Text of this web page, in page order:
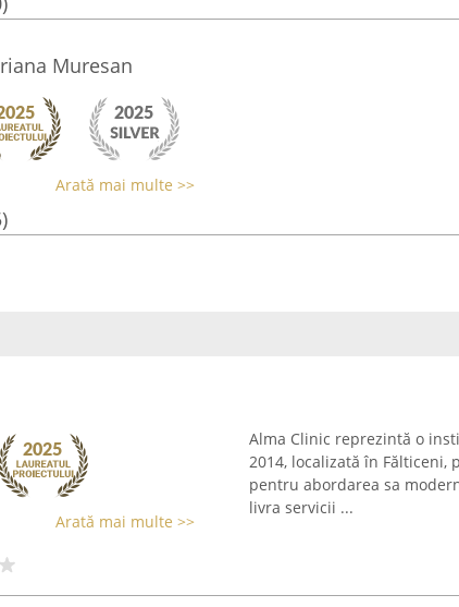
Muresan
Arată mai multe >>
Arată mai multe >>
Alma Clinic reprezintă o
2014, localizată în Fălticeni,
pentru abordarea sa
livra servicii ...